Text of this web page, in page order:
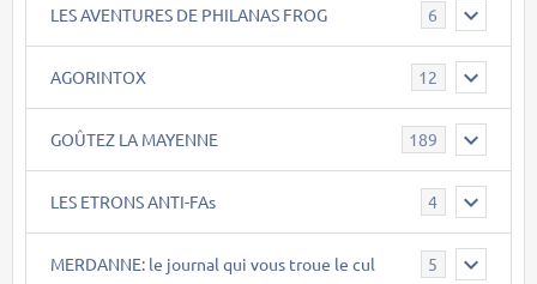
LES AVENTURES DE PHILANAS FROG 6
AGORINTOX 12
GOÛTEZ LA MAYENNE 189
LES ETRONS ANTI-FAs 4
MERDANNE: le journal qui vous troue le cul 5